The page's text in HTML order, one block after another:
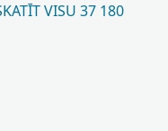
VISU 37 180